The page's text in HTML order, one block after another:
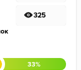
325
33%